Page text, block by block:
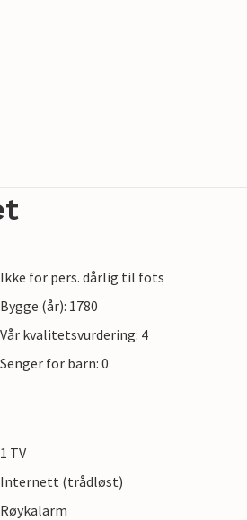
Ikke for pers. dårlig til fots
Bygge (år): 1780
Vår kvalitetsvurdering: 4
Senger for barn: 0
1 TV
Internett (trådløst)
Røykalarm